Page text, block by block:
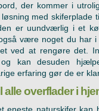
der kommer i
med skiferplade
er uundværlig i et
være noget du har
ved at rengøre det.
og kan desuden
erfaring gør de er
alle overflader i